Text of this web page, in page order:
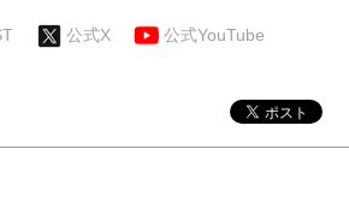
公式X 公式YouTube